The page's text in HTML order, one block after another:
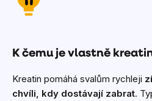
K čemu je vlastně
Kreatin pomáhá svalům rychleji
chvíli, kdy dostávají zabrat.